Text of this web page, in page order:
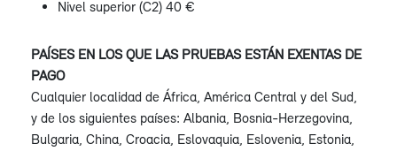
Nivel superior (C2) 40 €
PAÍSES EN LOS QUE LAS PRUEBAS ESTÁN EXENTAS DE
PAGO
Cualquier localidad de África, América Central y del Sud,
y de los siguientes países: Albania, Bosnia-Herzegovina,
Bulgaria, China, Croacia, Eslovaquia, Eslovenia, Estonia,